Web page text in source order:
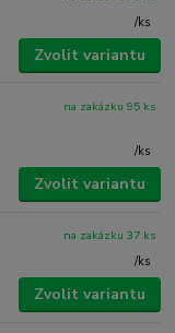
/ks
Zvolit variantu
/ks
na zakázku 95 ks
Zvolit variantu
/ks
na zakázku 37 ks
Zvolit variantu